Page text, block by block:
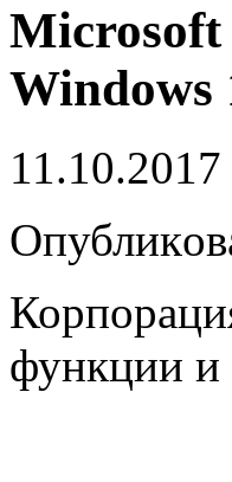
Microsoft
Windows
11.10.2017
функции и